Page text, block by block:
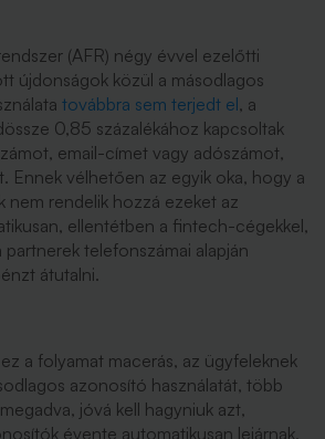
(AFR) négy évvel ezelőtti
újdonságok közül a másodlagos
továbbra sem terjedt el, a
0,85 százalékához kapcsoltak
email-címet vagy adószámot,
Ennek vélhetően az egyik oka, hogy a
nem rendelik hozzá ezeket az
ellentétben a fintech-cégekkel,
partnerek telefonszámai alapján
átutalni.
a folyamat macerás, az ügyfeleknek
azonosító használatát, több
jóvá kell hagyniuk azt,
évente automatikusan lejárnak,